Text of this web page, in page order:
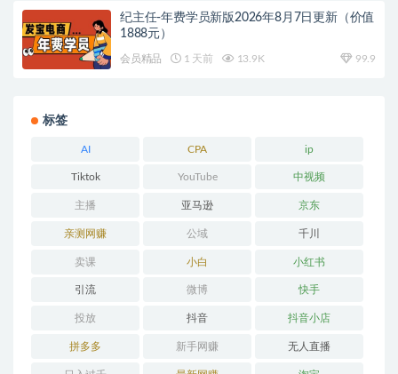
纪主任-年费学员新版2026年8月7日更新（价值
1888元）
会员精品 1 天前 13.9K 99.9
标签
AI CPA ip
Tiktok YouTube 中视频
主播 亚马逊 京东
亲测网赚 公域 千川
卖课 小白 小红书
引流 微博 快手
投放 抖音 抖音小店
拼多多 新手网赚 无人直播